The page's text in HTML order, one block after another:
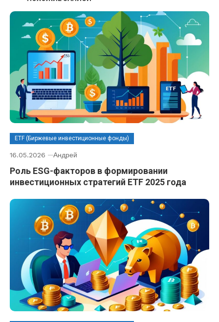
ETF (Биржевые инвестиционные фонды)
16.05.2026 Андрей
Роль ESG-факторов в формировании
инвестиционных стратегий ETF 2025 года